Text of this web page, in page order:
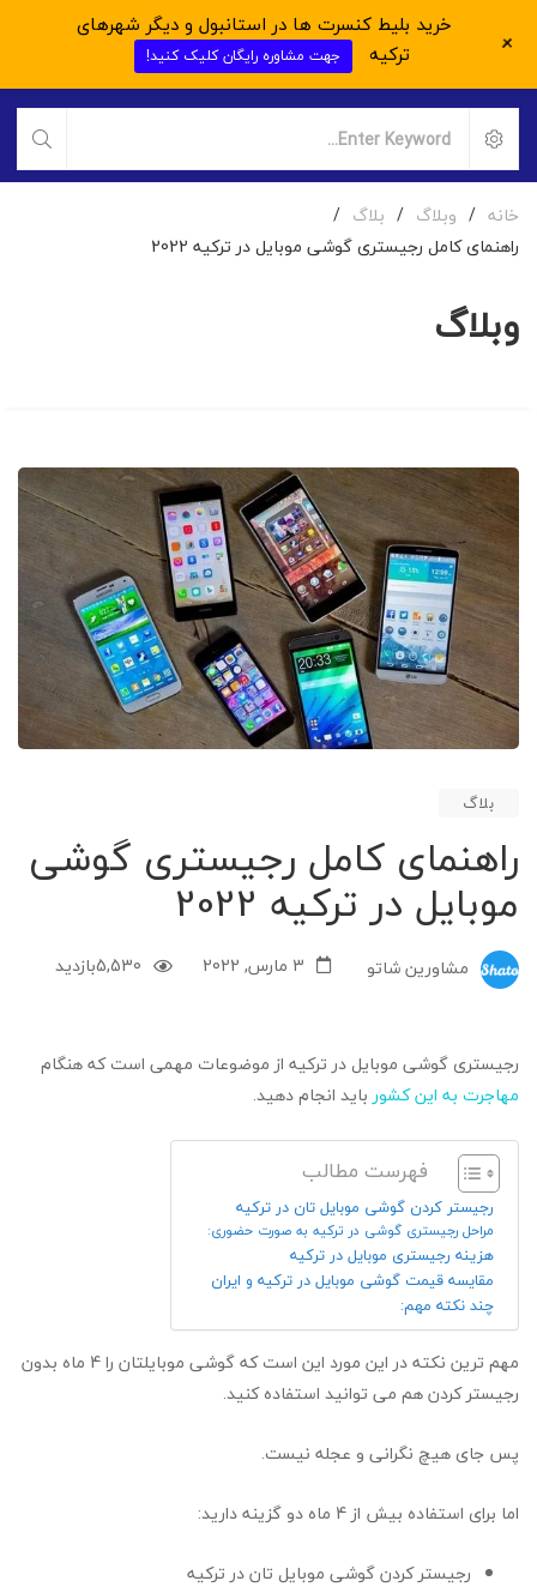
وبلاگ
خانه / وبلاگ / بلاگ /
راهنمای کامل رجیستری گوشی موبایل در ترکیه 2022
بلاگ
راهنمای کامل رجیستری گوشی
موبایل در ترکیه 2022
مشاورین شاتو 3 مارس, 2022 بازدید5,530
رجیستری گوشی موبایل در ترکیه از موضوعات مهمی است که هنگام
مهاجرت به این کشورباید انجام دهید.
فهرست مطالب
رجیستر کردن گوشی موبایل تان در ترکیه
مراحل رجیستری گوشی در ترکیه به صورت حضوری:
هزینه رجیستری موبایل در ترکیه
مقایسه قیمت گوشی موبایل در ترکیه و ایران
چند نکته مهم:
مهم ترین نکته در این مورد این است که گوشی موبایلتان را 4 ماه بدون
رجیستر کردن هم می توانید استفاده کنید.
پس جای هیچ نگرانی و عجله نیست.
اما برای استفاده بیش از 4 ماه دو گزینه دارید:
رجیستر کردن گوشی موبایل تان در ترکیه
خرید بلیط کنسرت ها در استانبول و دیگر شهرهای
ترکیه
جهت مشاوره رایگان کلیک کنید! +